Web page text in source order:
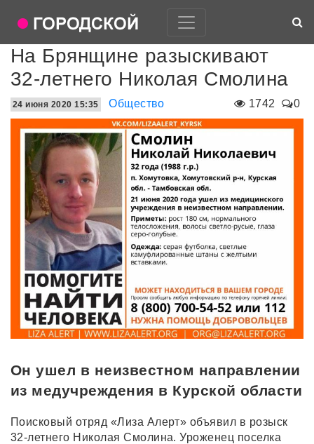
На Брянщине разыскивают
32-летнего Николая Смолина
1742 0
24 июня 2020 15:35 Общество
Он ушел в неизвестном направлении
из медучреждения в Курской области
Поисковый отряд «Лиза Алерт» объявил в розыск
32-летнего Николая Смолина. Уроженец поселка